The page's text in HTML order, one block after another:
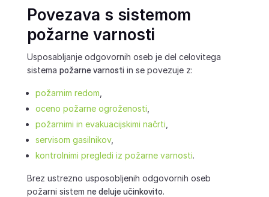
Povezava s sistemom
požarne varnosti
Usposabljanje odgovornih oseb je del celovitega
sistema požarne varnostiin se povezuje z:
požarnim redom
oceno požarne ogroženosti
požarnimi in evakuacijskimi načrti
servisom gasilnikov,
kontrolnimi pregledi iz požarne varnosti.
Brez ustrezno usposobljenih odgovornih oseb
požarni sistem ne deluje učinkovito.